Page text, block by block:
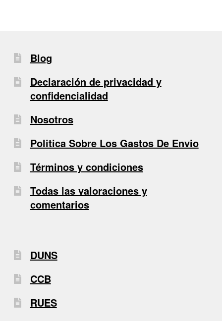
Blog
Declaración de privacidad y
confidencialidad
Nosotros
Politica Sobre Los Gastos De Envio
Términos y condiciones
Todas las valoraciones y
comentarios
DUNS
CCB
RUES